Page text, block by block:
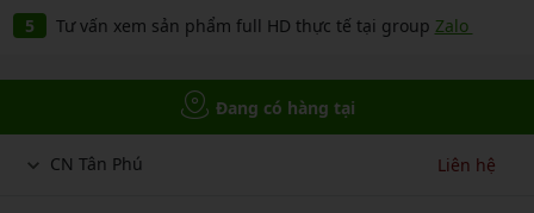
Tư vấn xem sản phẩm full HD thực tế tại group Zalo
Đang có hàng tại
CN Tân Phú Liên hệ